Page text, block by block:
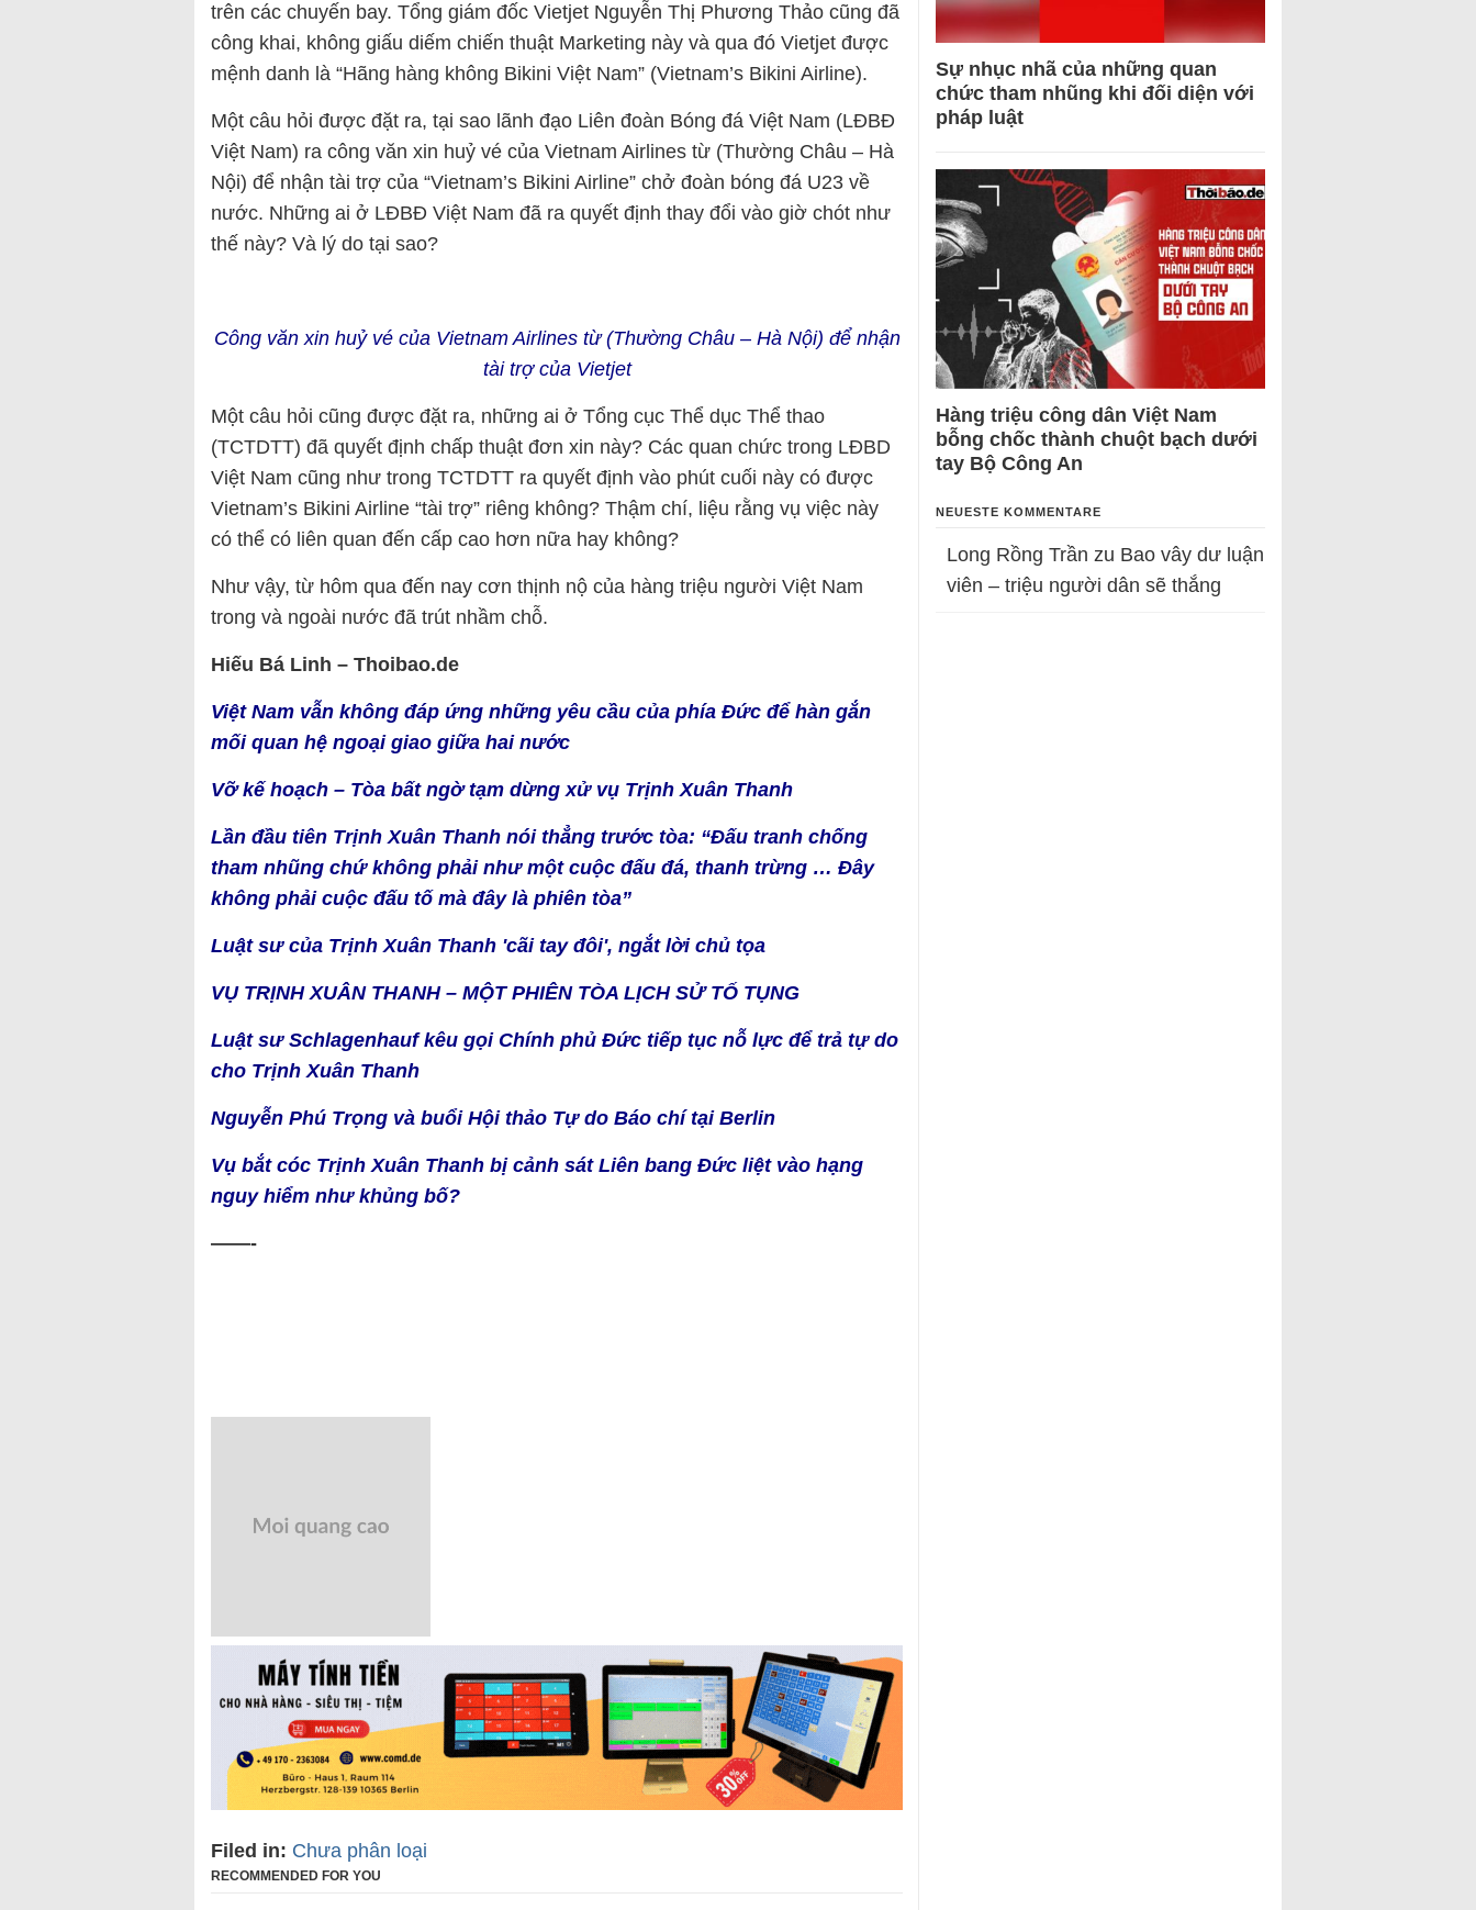
trên các chuyến bay. Tổng giám đốc Vietjet Nguyễn Thị Phương Thảo cũng đã
công khai, không giấu diếm chiến thuật Marketing này và qua đó Vietjet được
mệnh danh là “Hãng hàng không Bikini Việt Nam” (Vietnam’s Bikini Airline).
Một câu hỏi được đặt ra, tại sao lãnh đạo Liên đoàn Bóng đá Việt Nam (LĐBĐ
Việt Nam) ra công văn xin huỷ vé của Vietnam Airlines từ (Thường Châu – Hà
Nội) để nhận tài trợ của “Vietnam’s Bikini Airline” chở đoàn bóng đá U23 về
nước. Những ai ở LĐBĐ Việt Nam đã ra quyết định thay đổi vào giờ chót như
thế này? Và lý do tại sao?
Công văn xin huỷ vé của Vietnam Airlines từ (Thường Châu – Hà Nội) để nhận
tài trợ của Vietjet
Một câu hỏi cũng được đặt ra, những ai ở Tổng cục Thể dục Thể thao
(TCTDTT) đã quyết định chấp thuật đơn xin này? Các quan chức trong LĐBD
Việt Nam cũng như trong TCTDTT ra quyết định vào phút cuối này có được
Vietnam’s Bikini Airline “tài trợ” riêng không? Thậm chí, liệu rằng vụ việc này
có thể có liên quan đến cấp cao hơn nữa hay không?
Như vậy, từ hôm qua đến nay cơn thịnh nộ của hàng triệu người Việt Nam
trong và ngoài nước đã trút nhầm chỗ.
Hiếu Bá Linh – Thoibao.de
Việt Nam vẫn không đáp ứng những yêu cầu của phía Đức để hàn gắn
mối quan hệ ngoại giao giữa hai nước
Vỡ kế hoạch – Tòa bất ngờ tạm dừng xử vụ Trịnh Xuân Thanh
Lần đầu tiên Trịnh Xuân Thanh nói thẳng trước tòa: “Đấu tranh chống
tham nhũng chứ không phải như một cuộc đấu đá, thanh trừng … Đây
không phải cuộc đấu tố mà đây là phiên tòa”
Luật sư của Trịnh Xuân Thanh 'cãi tay đôi', ngắt lời chủ tọa
VỤ TRỊNH XUÂN THANH – MỘT PHIÊN TÒA LỊCH SỬ TỐ TỤNG
Luật sư Schlagenhauf kêu gọi Chính phủ Đức tiếp tục nỗ lực để trả tự do
cho Trịnh Xuân Thanh
Nguyễn Phú Trọng và buổi Hội thảo Tự do Báo chí tại Berlin
Vụ bắt cóc Trịnh Xuân Thanh bị cảnh sát Liên bang Đức liệt vào hạng
nguy hiểm như khủng bố?
——-
Filed in: Chưa phân loại
RECOMMENDED FOR YOU
Sự nhục nhã của những quan
chức tham nhũng khi đối diện với
pháp luật
Hàng triệu công dân Việt Nam
bỗng chốc thành chuột bạch dưới
tay Bộ Công An
NEUESTE KOMMENTARE
Long Rồng Trần zu Bao vây dư luận
viên – triệu người dân sẽ thắng